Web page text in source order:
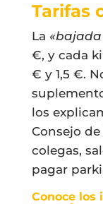
Tarifas
La
€, y cada
€ y 1,5 €.
los
Consejo
colegas,
pagar
Conoce los